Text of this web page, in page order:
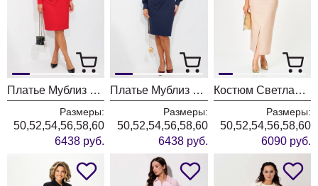
Платье Мублиз 342 красный
Размеры:
50,52,54,56,58,60
6438 руб.
Платье Мублиз 342 синий
Размеры:
50,52,54,56,58,60
6438 руб.
Костюм Светлана-Стиль 2381 бежевый джинс
Размеры:
50,52,54,56,58,60
6090 руб.